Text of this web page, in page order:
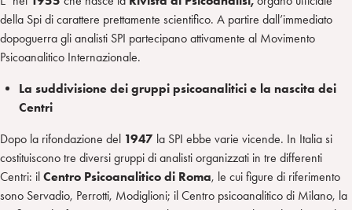
della Spi di carattere prettamente scientifico. A partire dall’immediato
dopoguerra gli analisti SPI partecipano attivamente al Movimento
Psicoanalitico Internazionale.
La suddivisione dei gruppi psicoanalitici e la nascita dei
Centri
Dopo la rifondazione del 1947 la SPI ebbe varie vicende. In Italia si
costituiscono tre diversi gruppi di analisti organizzati in tre differenti
Centri: il Centro Psicoanalitico di Roma, le cui figure di riferimento
sono Servadio, Perrotti, Modiglioni; il Centro psicoanalitico di Milano, la